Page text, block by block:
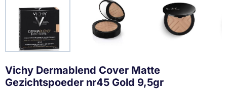
Vichy Dermablend Cover Matte
Gezichtspoeder nr45 Gold 9,5gr